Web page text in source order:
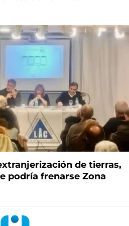
de tierras,
podría frenarse Zona